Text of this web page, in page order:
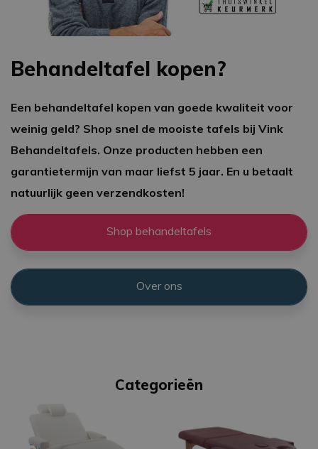
Behandeltafel kopen?
Een behandeltafel kopen van goede kwaliteit voor
weinig geld? Shop snel de mooiste tafels bij Vink
Behandeltafels. Onze producten hebben een
garantietermijn van maar liefst 5 jaar. En u betaalt
natuurlijk geen verzendkosten!
Shop behandeltafels
Over ons
Categorieën